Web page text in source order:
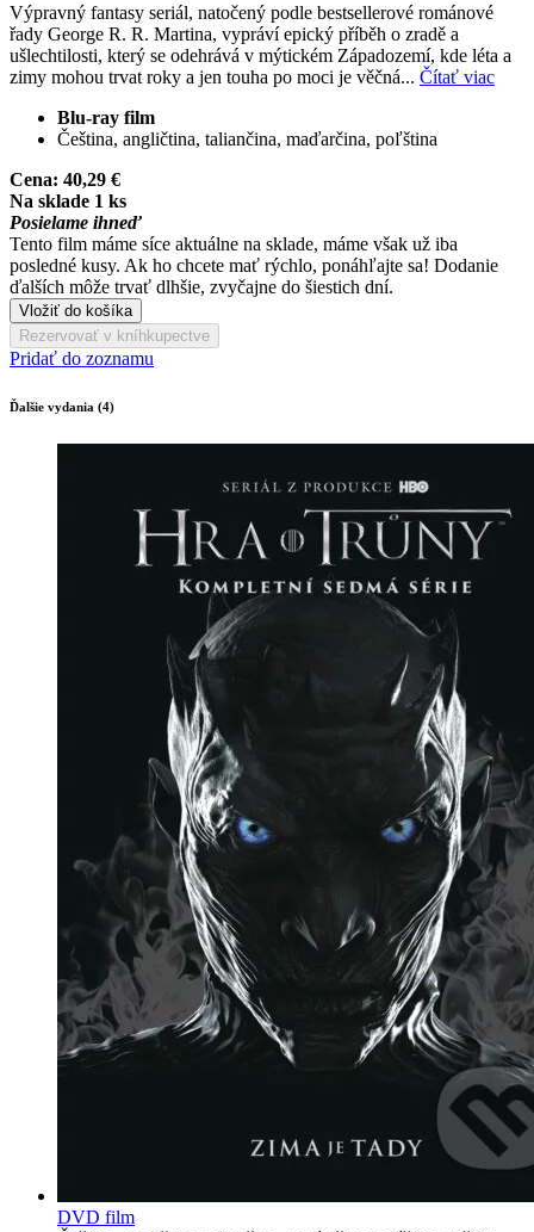
Výpravný fantasy seriál, natočený podle bestsellerové románové
řady George R. R. Martina, vypráví epický příběh o zradě a
ušlechtilosti, který se odehrává v mýtickém Západozemí, kde léta a
zimy mohou trvat roky a jen touha po moci je věčná... Čítať viac
Blu-ray film
Čeština, angličtina, taliančina, maďarčina, poľština
Cena: 40,29 €
Na sklade 1 ks
Posielame ihneď
Tento film máme síce aktuálne na sklade, máme však už iba
posledné kusy. Ak ho chcete mať rýchlo, ponáhľajte sa! Dodanie
ďalších môže trvať dlhšie, zvyčajne do šiestich dní.
Vložiť do košíka
Rezervovať v kníhkupectve
Pridať do zoznamu
Ďalšie vydania (4)
DVD film